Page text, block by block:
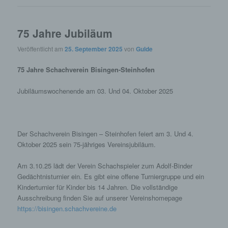
75 Jahre Jubiläum
Veröffentlicht am25. September 2025 vonGulde
75 Jahre Schachverein Bisingen-Steinhofen
Jubiläumswochenende am 03. Und 04. Oktober 2025
Der Schachverein Bisingen – Steinhofen feiert am 3. Und 4.
Oktober 2025 sein 75-jähriges Vereinsjubiläum.
Am 3.10.25 lädt der Verein Schachspieler zum Adolf-Binder
Gedächtnisturnier ein. Es gibt eine offene Turniergruppe und ein
Kinderturnier für Kinder bis 14 Jahren. Die vollständige
Ausschreibung finden Sie auf unserer Vereinshomepage
https://bisingen.schachvereine.de
Zeichenfolge, durch welche Internetseiten und
Server dem konkreten Internetbrowser zugeordnet
werden können, in dem das Cookie gespeichert
Internetseiten und Servern, den individuellen
Internetbrowsern, die andere Cookies enthalten,
Durch den Einsatz von Cookies kann den Nutzern
bereitstellen, die ohne die Cookie-Setzung nicht
möglich wären.
Mittels eines Cookies können die Informationen
und Angebote auf unserer Internetseite im Sinne